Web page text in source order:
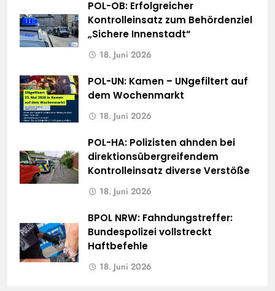
POL-OB: Erfolgreicher
Kontrolleinsatz zum Behördenziel
„Sichere Innenstadt“
18. Juni 2026
POL-UN: Kamen – UNgefiltert auf
dem Wochenmarkt
18. Juni 2026
POL-HA: Polizisten ahnden bei
direktionsübergreifendem
Kontrolleinsatz diverse Verstöße
18. Juni 2026
BPOL NRW: Fahndungstreffer:
Bundespolizei vollstreckt
Haftbefehle
18. Juni 2026